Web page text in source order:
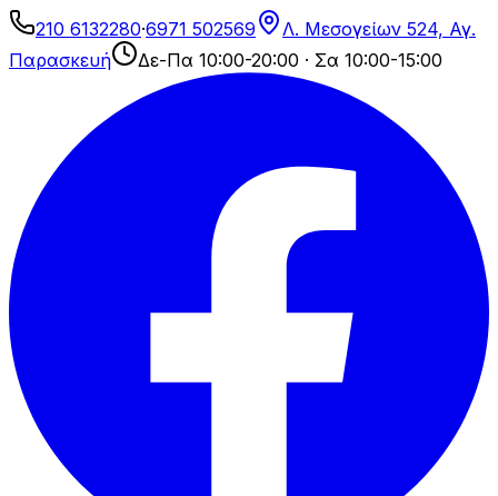
210 6132280·6971 502569
Λ. Μεσογείων 524, Αγ.
Παρασκευή
Δε-Πα 10:00-20:00 · Σα 10:00-15:00